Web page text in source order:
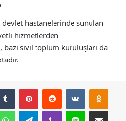
hastanelerinde sunulan
hizmetlerden
bazı sivil toplum kuruluşları da
Tumblr PinterestReddit VKontakte
WhatsAppTelegramViber Line E-Posta ile